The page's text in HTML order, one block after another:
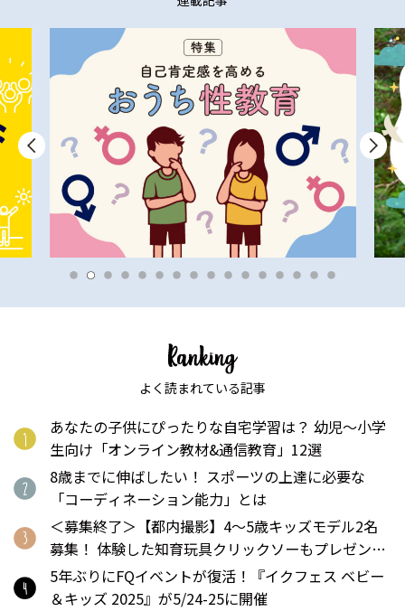
よく読まれている記事
あなたの子供にぴったりな自宅学習は？ 幼児〜小学
生向け「オンライン教材&通信教育」12選
8歳までに伸ばしたい！ スポーツの上達に必要な
「コーディネーション能力」とは
＜募集終了＞【都内撮影】4～5歳キッズモデル2名
募集！ 体験した知育玩具クリックソーもプレゼン
ト！
5年ぶりにFQイベントが復活！『イクフェス ベビー
＆キッズ 2025』が5/24-25に開催